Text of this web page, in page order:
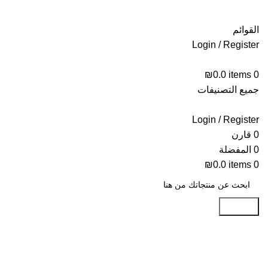
القوائم
Login / Register
0
items
₪0.0
جميع التصنيفات
Login / Register
0 قارن
0 المفضلة
0
items
₪0.0